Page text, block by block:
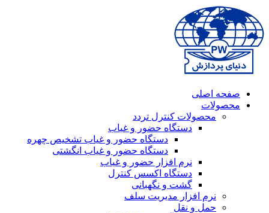
صفحه اصلی
محصولات
محصولات کنترل تردد
دستگاه حضور و غیاب
دستگاه حضور و غیاب تشخیص چهره
دستگاه حضور و غیاب انگشتی
نرم افزار حضور و غیاب
دستگاه اکسس کنترل
گشت و نگهبانی
نرم افزار مدیریت سلف
حمل و نقل